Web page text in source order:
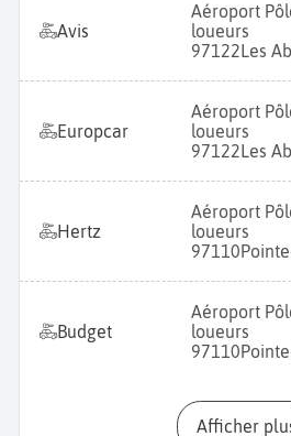
Avis
Aéroport
loueurs
97122 Les
Europcar
Aéroport
loueurs
97122 Les
Hertz
Aéroport
loueurs
97110
Budget
Aéroport
loueurs
97110
Afficher